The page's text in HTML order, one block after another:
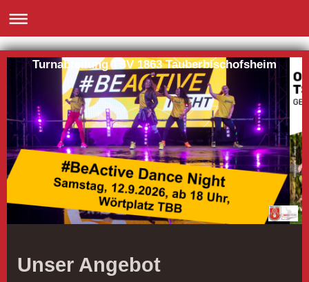
Turnabteilung TSV 1863 Tauberbischofsheim
Unser Angebot